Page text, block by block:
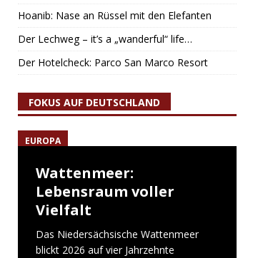
Hoanib: Nase an Rüssel mit den Elefanten
Der Lechweg – it’s a „wanderful“ life…
Der Hotelcheck: Parco San Marco Resort
FOKUS AUF DEUTSCHLAND
EUROPA
Wattenmeer:
Lebensraum voller
Vielfalt
Das Niedersächsische Wattenmeer
blickt 2026 auf vier Jahrzehnte